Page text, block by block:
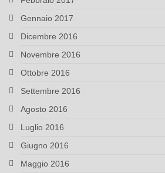
Gennaio 2017
Dicembre 2016
Novembre 2016
Ottobre 2016
Settembre 2016
Agosto 2016
Luglio 2016
Giugno 2016
Maggio 2016